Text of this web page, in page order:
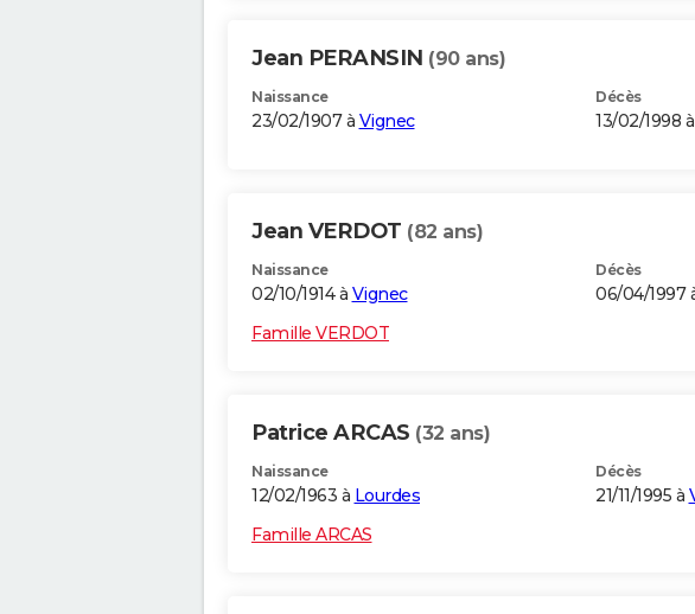
Jean PERANSIN (90 ans)
Naissance
23/02/1907 à Vignec
Décès
13/02/1998 à
Jean VERDOT (82 ans)
Naissance
02/10/1914 à Vignec
Décès
06/04/1997
Famille VERDOT
Patrice ARCAS (32 ans)
Naissance
12/02/1963 à Lourdes
Décès
21/11/1995 à
Famille ARCAS